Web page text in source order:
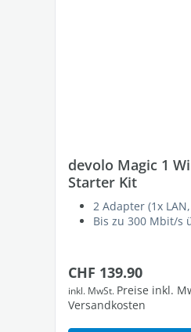
devolo Magic 1
Starter Kit
2 Adapter (1x
Bis zu 300 Mbit/s
Regulärer Preis:
CHF 139.90
inkl. MwSt. Preise inkl.
Versandkosten